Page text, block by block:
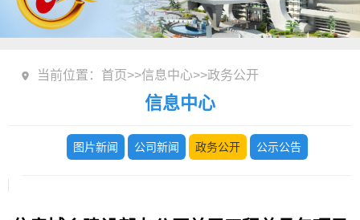
当前位置： 首页>>信息中心>>政务公开
信息中心
图片新闻 公司新闻 政务公开 公示公告